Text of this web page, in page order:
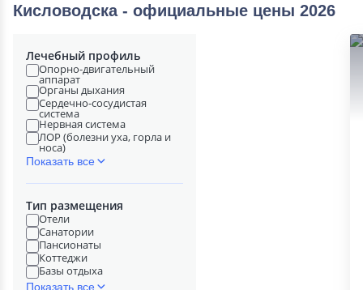
Кисловодска - официальные цены 2026
Лечебный профиль
Опорно-двигательный
аппарат
Органы дыхания
Сердечно-сосудистая
система
Нервная система
ЛОР (болезни уха, горла и
носа)
Показать все
Тип размещения
Отели
Санатории
Пансионаты
Коттеджи
Базы отдыха
Показать все